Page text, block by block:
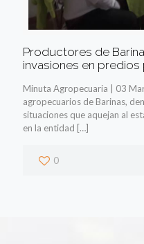
Productores de
invasiones en
Minuta Agropecuaria | 03
agropecuarios de Barinas,
situaciones que aquejan al
en la entidad […]
0